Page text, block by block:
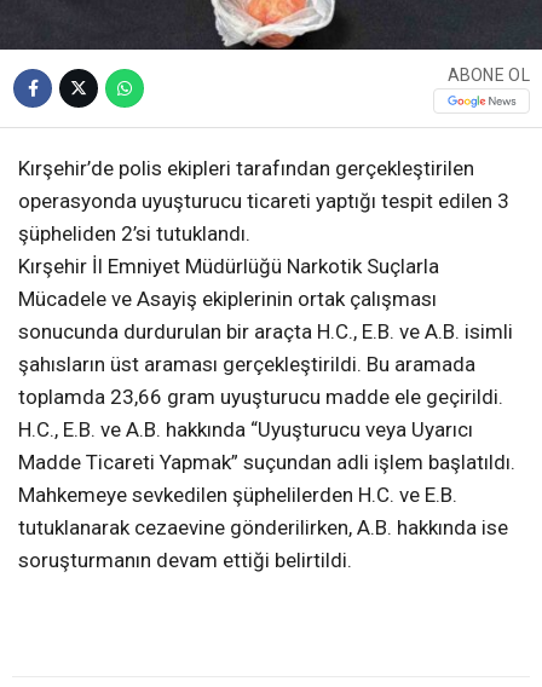
ABONE OL
Kırşehir’de polis ekipleri tarafından gerçekleştirilen
operasyonda uyuşturucu ticareti yaptığı tespit edilen 3
şüpheliden 2’si tutuklandı.
Kırşehir İl Emniyet Müdürlüğü Narkotik Suçlarla
Mücadele ve Asayiş ekiplerinin ortak çalışması
sonucunda durdurulan bir araçta H.C., E.B. ve A.B. isimli
şahısların üst araması gerçekleştirildi. Bu aramada
toplamda 23,66 gram uyuşturucu madde ele geçirildi.
H.C., E.B. ve A.B. hakkında “Uyuşturucu veya Uyarıcı
Madde Ticareti Yapmak” suçundan adli işlem başlatıldı.
Mahkemeye sevkedilen şüphelilerden H.C. ve E.B.
tutuklanarak cezaevine gönderilirken, A.B. hakkında ise
soruşturmanın devam ettiği belirtildi.